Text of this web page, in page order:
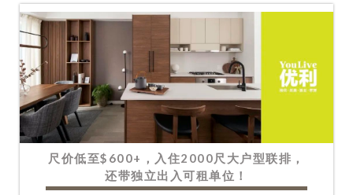
尺价低至$600+，入住2000尺大户型联排，
还带独立出入可租单位！